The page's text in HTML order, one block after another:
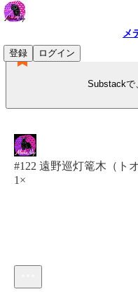
メ
登録
ログイン
Substackで
#122 遠野巡灯篭木（ト
1×